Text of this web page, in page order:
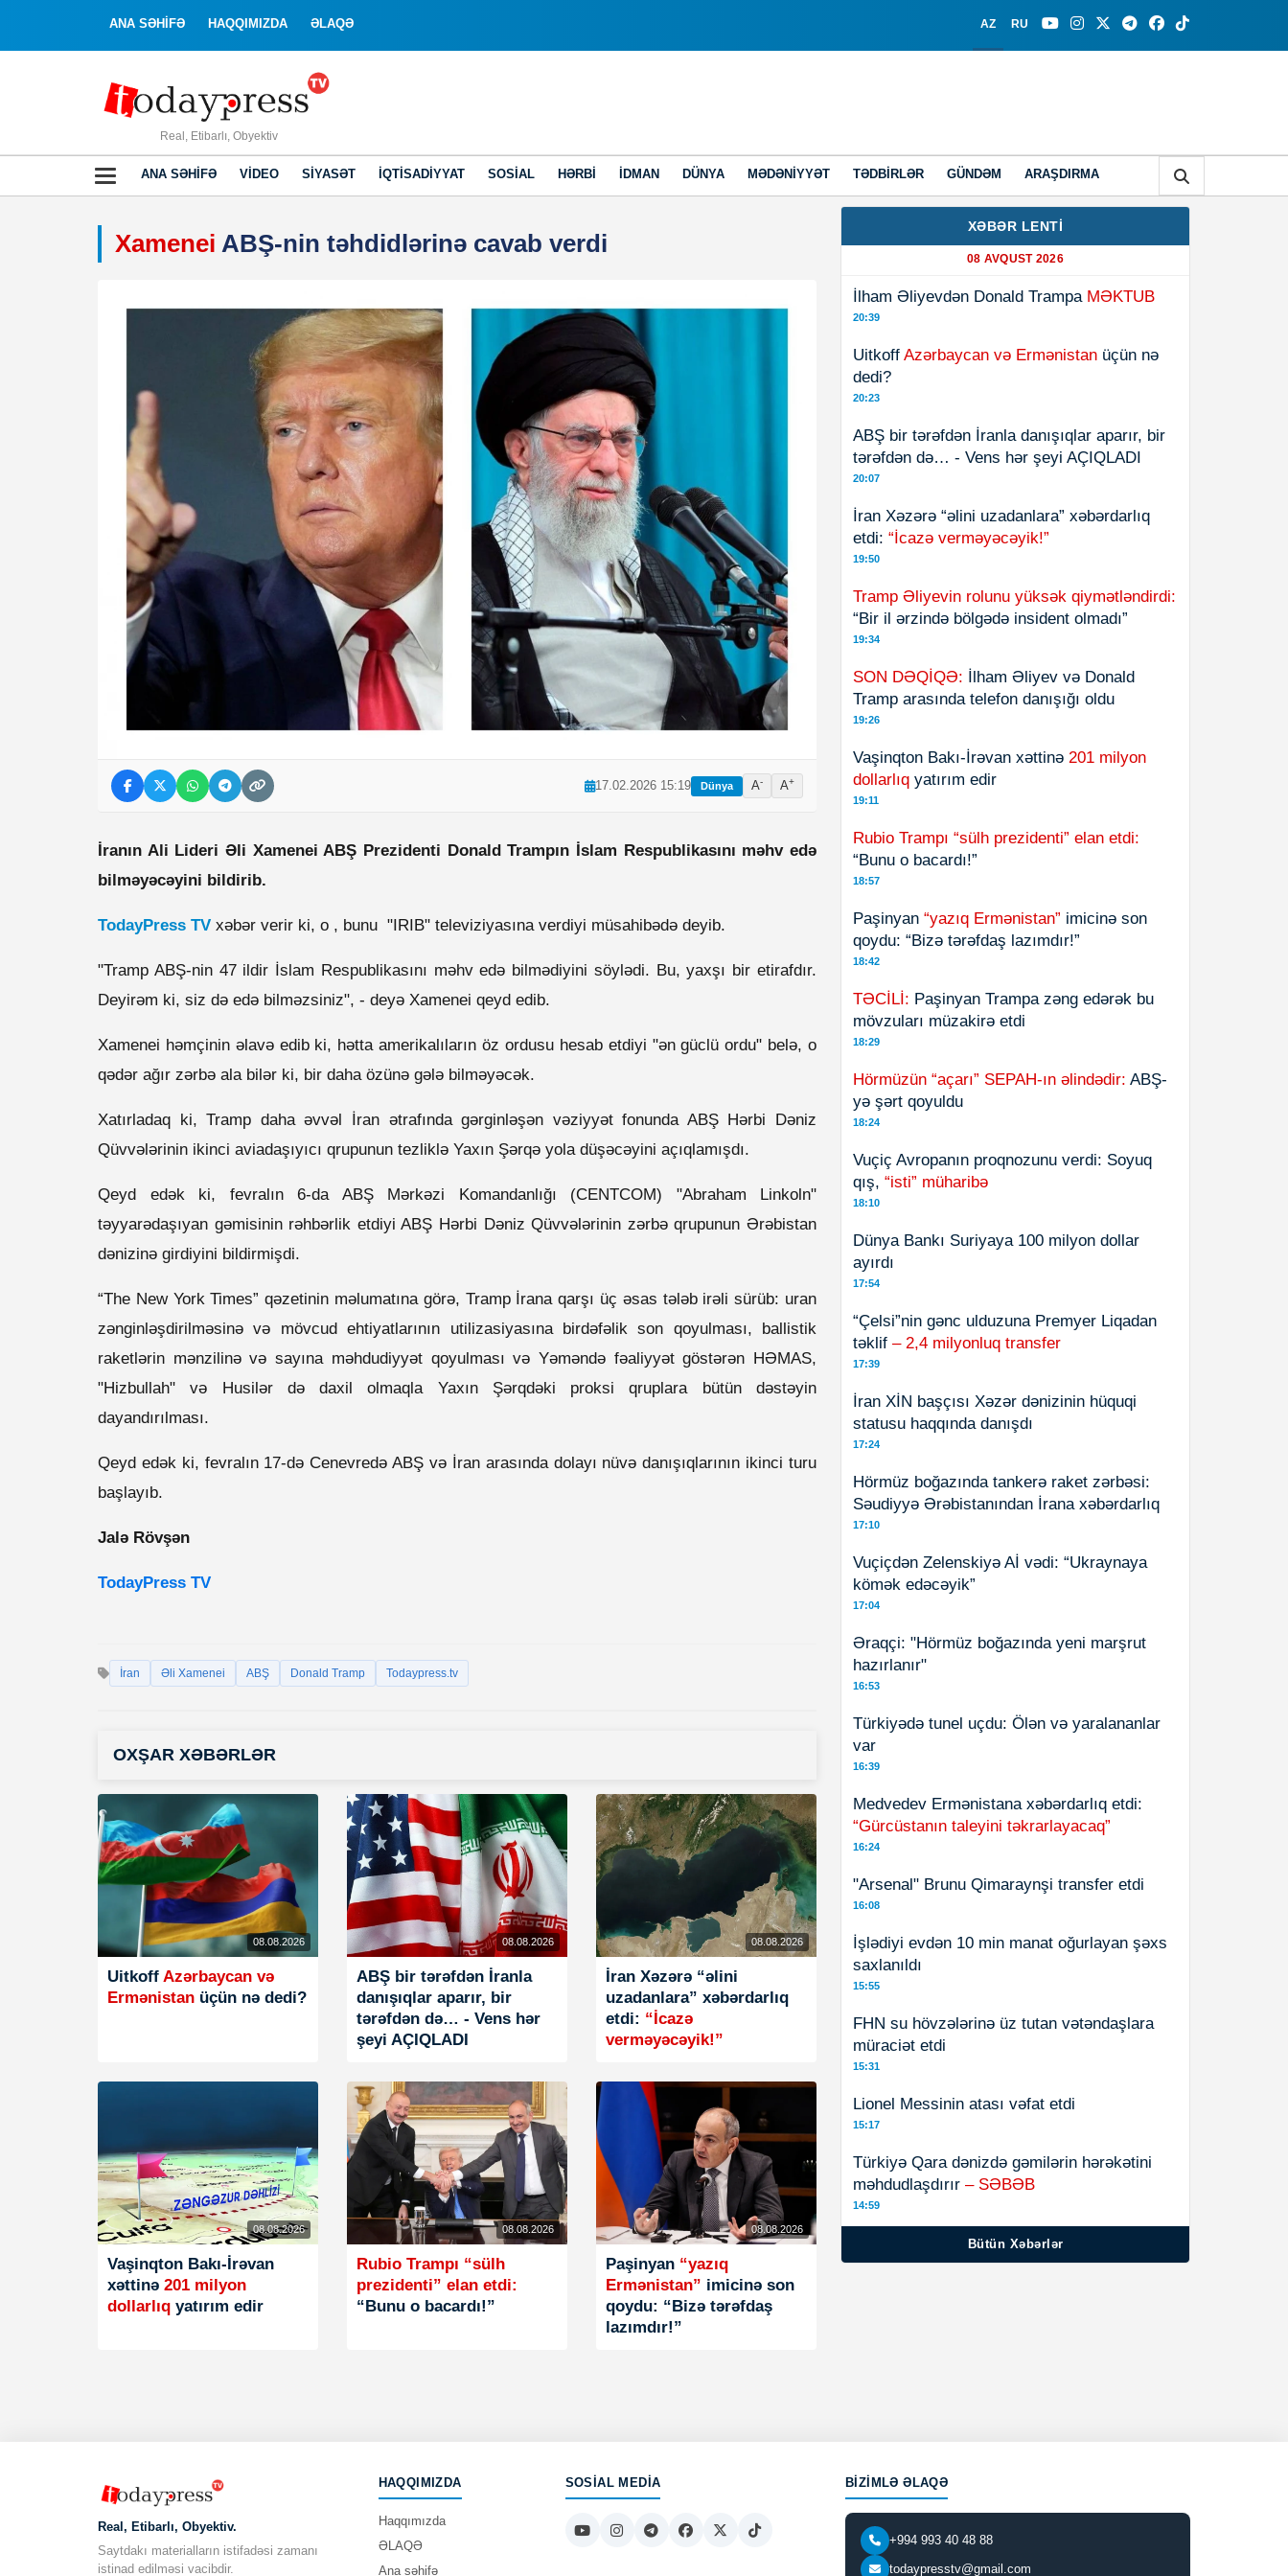
ANA SƏHİFƏ HAQQIMIZDA ƏLAQƏ AZ RU
Real, Etibarlı, Obyektiv
ANA SƏHIFƏ VIDEO SIYASƏT İQTISADIYYAT SOSIAL HƏRBI İDMAN DÜNYA MƏDƏNIYYƏT TƏDBIRLƏR GÜNDƏM ARAŞDIRMA
Xamenei ABŞ-nin təhdidlərinə cavab verdi
17.02.2026 15:19 Dünya A- A+
İranın Ali Lideri Əli Xamenei ABŞ Prezidenti Donald Trampın İslam Respublikasını məhv edə
bilməyəcəyini bildirib.
TodayPress TV xəbər verir ki, o , bunu "IRIB" televiziyasına verdiyi müsahibədə deyib.
"Tramp ABŞ-nin 47 ildir İslam Respublikasını məhv edə bilmədiyini söylədi. Bu, yaxşı bir etirafdır.
Deyirəm ki, siz də edə bilməzsiniz", - deyə Xamenei qeyd edib.
Xamenei həmçinin əlavə edib ki, hətta amerikalıların öz ordusu hesab etdiyi "ən güclü ordu" belə, o
qədər ağır zərbə ala bilər ki, bir daha özünə gələ bilməyəcək.
Xatırladaq ki, Tramp daha əvvəl İran ətrafında gərginləşən vəziyyət fonunda ABŞ Hərbi Dəniz
Qüvvələrinin ikinci aviadaşıyıcı qrupunun tezliklə Yaxın Şərqə yola düşəcəyini açıqlamışdı.
Qeyd edək ki, fevralın 6-da ABŞ Mərkəzi Komandanlığı (CENTCOM) "Abraham Linkoln"
təyyarədaşıyan gəmisinin rəhbərlik etdiyi ABŞ Hərbi Dəniz Qüvvələrinin zərbə qrupunun Ərəbistan
dənizinə girdiyini bildirmişdi.
“The New York Times” qəzetinin məlumatına görə, Tramp İrana qarşı üç əsas tələb irəli sürüb: uran
zənginləşdirilməsinə və mövcud ehtiyatlarının utilizasiyasına birdəfəlik son qoyulması, ballistik
raketlərin mənzilinə və sayına məhdudiyyət qoyulması və Yəməndə fəaliyyət göstərən HƏMAS,
"Hizbullah" və Husilər də daxil olmaqla Yaxın Şərqdəki proksi qruplara bütün dəstəyin
dayandırılması.
Qeyd edək ki, fevralın 17-də Cenevredə ABŞ və İran arasında dolayı nüvə danışıqlarının ikinci turu
başlayıb.
Jalə Rövşən
TodayPress TV
İran Əli Xamenei ABŞ Donald Tramp Todaypress.tv
OXŞAR XƏBƏRLƏR
08.08.2026
Uitkoff Azərbaycan və
Ermənistan üçün nə dedi?
08.08.2026
ABŞ bir tərəfdən İranla
danışıqlar aparır, bir
tərəfdən də… - Vens hər
şeyi AÇIQLADI
08.08.2026
İran Xəzərə “əlini
uzadanlara” xəbərdarlıq
etdi: “İcazə
verməyəcəyik!”
08.08.2026
Vaşinqton Bakı-İrəvan
xəttinə 201 milyon
dollarlıq yatırım edir
08.08.2026
Rubio Trampı “sülh
prezidenti” elan etdi:
“Bunu o bacardı!”
08.08.2026
Paşinyan “yazıq
Ermənistan” imicinə son
qoydu: “Bizə tərəfdaş
lazımdır!”
XƏBƏR LENTİ
08 AVQUST 2026
İlham Əliyevdən Donald Trampa MƏKTUB
20:39
Uitkoff Azərbaycan və Ermənistan üçün nə
dedi?
20:23
ABŞ bir tərəfdən İranla danışıqlar aparır, bir
tərəfdən də… - Vens hər şeyi AÇIQLADI
20:07
İran Xəzərə “əlini uzadanlara” xəbərdarlıq
etdi: “İcazə verməyəcəyik!”
19:50
Tramp Əliyevin rolunu yüksək qiymətləndirdi:
“Bir il ərzində bölgədə insident olmadı”
19:34
SON DƏQİQƏ: İlham Əliyev və Donald
Tramp arasında telefon danışığı oldu
19:26
Vaşinqton Bakı-İrəvan xəttinə 201 milyon
dollarlıq yatırım edir
19:11
Rubio Trampı “sülh prezidenti” elan etdi:
“Bunu o bacardı!”
18:57
Paşinyan “yazıq Ermənistan” imicinə son
qoydu: “Bizə tərəfdaş lazımdır!”
18:42
TƏCİLİ: Paşinyan Trampa zəng edərək bu
mövzuları müzakirə etdi
18:29
Hörmüzün “açarı” SEPAH-ın əlindədir: ABŞ-
yə şərt qoyuldu
18:24
Vuçiç Avropanın proqnozunu verdi: Soyuq
qış, “isti” müharibə
18:10
Dünya Bankı Suriyaya 100 milyon dollar
ayırdı
17:54
“Çelsi”nin gənc ulduzuna Premyer Liqadan
təklif – 2,4 milyonluq transfer
17:39
İran XİN başçısı Xəzər dənizinin hüquqi
statusu haqqında danışdı
17:24
Hörmüz boğazında tankerə raket zərbəsi:
Səudiyyə Ərəbistanından İrana xəbərdarlıq
17:10
Vuçiçdən Zelenskiyə Aİ vədi: “Ukraynaya
kömək edəcəyik”
17:04
Əraqçi: "Hörmüz boğazında yeni marşrut
hazırlanır"
16:53
Türkiyədə tunel uçdu: Ölən və yaralananlar
var
16:39
Medvedev Ermənistana xəbərdarlıq etdi:
“Gürcüstanın taleyini təkrarlayacaq”
16:24
"Arsenal" Brunu Qimaraynşi transfer etdi
16:08
İşlədiyi evdən 10 min manat oğurlayan şəxs
saxlanıldı
15:55
FHN su hövzələrinə üz tutan vətəndaşlara
müraciət etdi
15:31
Lionel Messinin atası vəfat etdi
15:17
Türkiyə Qara dənizdə gəmilərin hərəkətini
məhdudlaşdırır – SƏBƏB
14:59
Bütün Xəbərlər
Real, Etibarlı, Obyektiv.
Saytdakı materialların istifadəsi zamanı
istinad edilməsi vacibdir.
HAQQIMIZDA
Haqqımızda
ƏLAQƏ
Ana səhifə
SOSIAL MEDIA BIZIMLƏ ƏLAQƏ
+994 993 40 48 88
todaypresstv@gmail.com